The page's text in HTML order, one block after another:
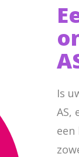
Is
AS,
een